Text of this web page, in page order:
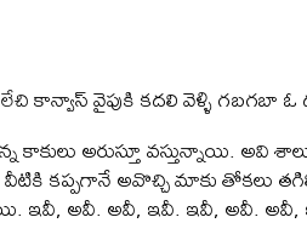
వైపుకి కదలి వెళ్ళి గబగబా ఓ
కాకులు అరుస్తూ వస్తున్నాయి. అవి
కప్పగానే అవొచ్చి మాకు తోకలు
ఇవీ, అవీ. అవీ, ఇవీ. ఇవీ, అవీ. అవీ,